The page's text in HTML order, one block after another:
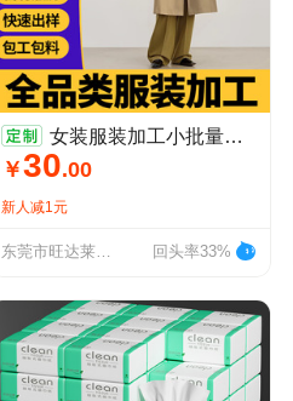
女装服装加工小批量定制梭织 / 针织来图来样打版虎门服装厂OEM
￥30.00
新人减1元
东莞市旺达莱服饰有限公司 回头率33%